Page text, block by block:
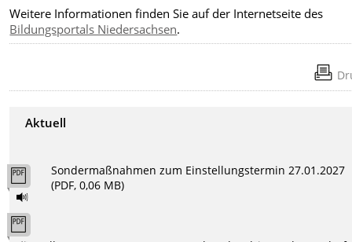
Weitere Informationen finden Sie auf der Internetseite des
Bildungsportals Niedersachsen.
Aktuell
Sondermaßnahmen zum Einstellungstermin 27.01.2027
(PDF, 0,06 MB)